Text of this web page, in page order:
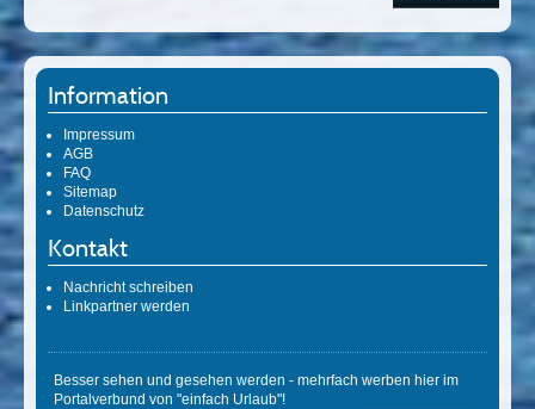
Information
Impressum
AGB
FAQ
Sitemap
Datenschutz
Kontakt
Nachricht schreiben
Linkpartner werden
Besser sehen und gesehen werden - mehrfach werben hier im
Portalverbund von "einfach Urlaub"!